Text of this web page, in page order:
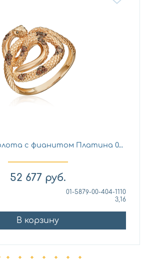
с фианитом Платина 0...
52 677 руб.
01-5879-00-404-1110
3,16
В корзину